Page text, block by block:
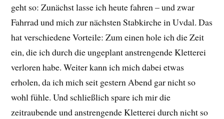
geht so: Zunächst lasse ich heute fahren – und zwar
Fahrrad und mich zur nächsten Stabkirche in Uvdal. Das
hat verschiedene Vorteile: Zum einen hole ich die Zeit
ein, die ich durch die ungeplant anstrengende Kletterei
verloren habe. Weiter kann ich mich dabei etwas
erholen, da ich mich seit gestern Abend gar nicht so
wohl fühle. Und schließlich spare ich mir die
zeitraubende und anstrengende Kletterei durch nicht so